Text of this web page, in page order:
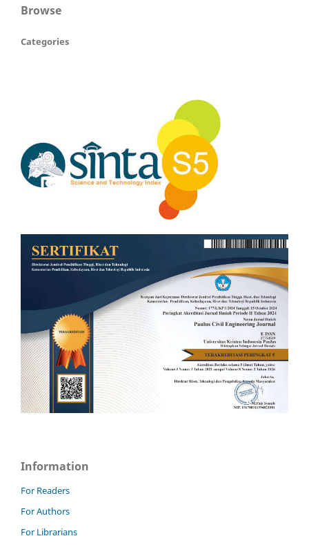
Browse
Categories
Information
For Readers
For Authors
For Librarians